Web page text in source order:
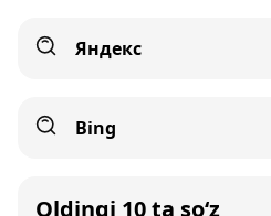
Яндекс
Bing
Oldingi 10 ta so‘z